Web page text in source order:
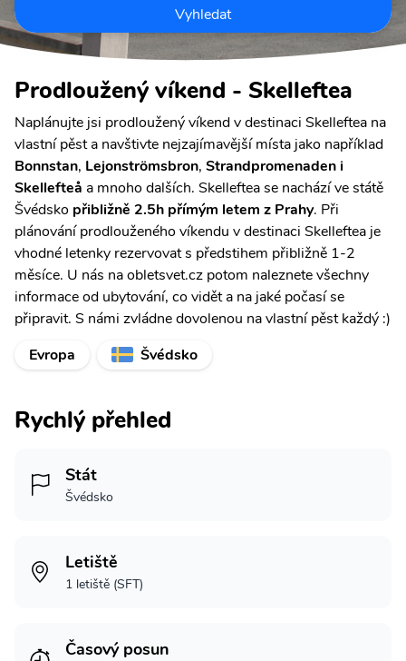
Vyhledat
Prodloužený víkend - Skelleftea
Naplánujte jsi prodloužený víkend v destinaci Skelleftea na
vlastní pěst a navštivte nejzajímavější místa jako například
Bonnstan, Lejonströmsbron, Strandpromenaden i
Skellefteå a mnoho dalších. Skelleftea se nachází ve státě
Švédsko přibližně 2.5h přímým letem z Prahy. Při
plánování prodlouženého víkendu v destinaci Skelleftea je
vhodné letenky rezervovat s předstihem přibližně 1-2
měsíce. U nás na obletsvet.cz potom naleznete všechny
informace od ubytování, co vidět a na jaké počasí se
připravit. S námi zvládne dovolenou na vlastní pěst každý :)
Evropa
Švédsko
Rychlý přehled
Stát
Švédsko
Letiště
1 letiště (SFT)
Časový posun